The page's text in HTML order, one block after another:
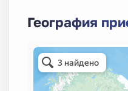
География